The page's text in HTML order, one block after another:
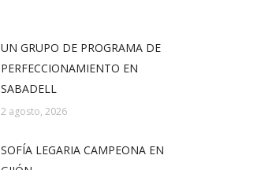
UN GRUPO DE PROGRAMA DE
PERFECCIONAMIENTO EN
SABADELL
2 agosto, 2026
SOFÍA LEGARIA CAMPEONA EN